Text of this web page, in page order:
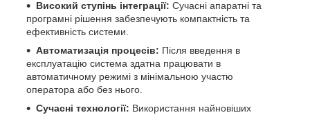
Високий ступінь інтеграції: Сучасні апаратні та
програмні рішення забезпечують компактність та
ефективність системи.
Автоматизація процесів: Після введення в
експлуатацію система здатна працювати в
автоматичному режимі з мінімальною участю
оператора або без нього.
Сучасні технології: Використання найновіших